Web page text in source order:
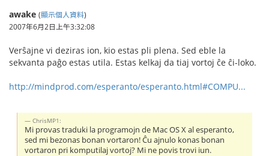
awake (顯示個人資料)
2007年6月2日上午3:32:08
Verŝajne vi deziras ion, kio estas pli plena. Sed eble la
sekvanta paĝo estas utila. Estas kelkaj da tiaj vortoj ĉe ĉi-loko.
http://mindprod.com/esperanto/esperanto.html#COMPU...
ChrisMP1:
Mi provas traduki la programojn de Mac OS X al esperanto,
sed mi bezonas bonan vortaron! Ĉu ajnulo konas bonan
vortaron pri komputilaj vortoj? Mi ne povis trovi iun.